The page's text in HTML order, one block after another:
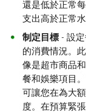
還是低於正常
支出高於正常
制定目標 - 設
的消費情況。
像是超市商品
餐和娛樂項目
可讓您在為大
度。在預算緊